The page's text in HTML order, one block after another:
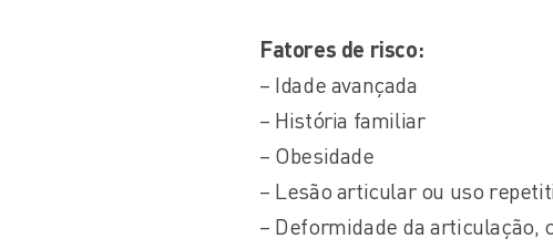
Fatores de risco:
– Idade avançada
– História familiar
– Obesidade
– Lesão articular ou uso
– Deformidade da articulação,